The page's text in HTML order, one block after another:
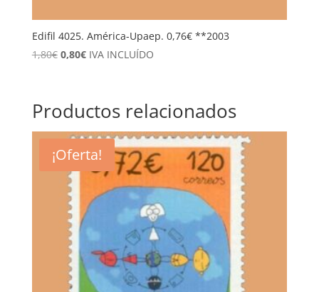
Edifil 4025. América-Upaep. 0,76€ **2003
1,80€ El
era:
1,80€.
0,80€El
es:
0,80€.
IVA INCLUÍDO
Productos relacionados
¡Oferta!